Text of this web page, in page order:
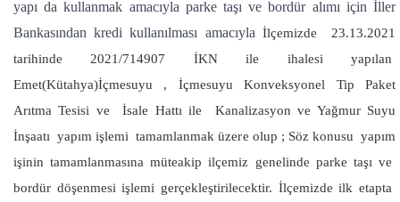
yapı da kullanmak amacıyla parke taşı ve bordür alımı için İller
Bankasından kredi kullanılması amacıyla İlçemizde 23.13.2021
tarihinde 2021/714907 İKN ile ihalesi yapılan
Emet(Kütahya)İçmesuyu , İçmesuyu Konveksyonel Tip Paket
Arıtma Tesisi ve İsale Hattı ile Kanalizasyon ve Yağmur Suyu
İnşaatı yapım işlemi tamamlanmak üzere olup ; Söz konusu yapım
işinin tamamlanmasına müteakip ilçemiz genelinde parke taşı ve
bordür döşenmesi işlemi gerçekleştirilecektir. İlçemizde ilk etapta